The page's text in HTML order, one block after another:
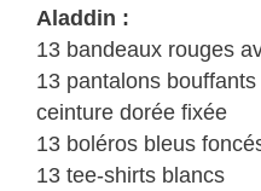
Aladdin :
13 bandeaux rouges
13 pantalons
ceinture dorée fixée
13 boléros bleus
13 tee-shirts blancs
Aladdin
(GS/CP)